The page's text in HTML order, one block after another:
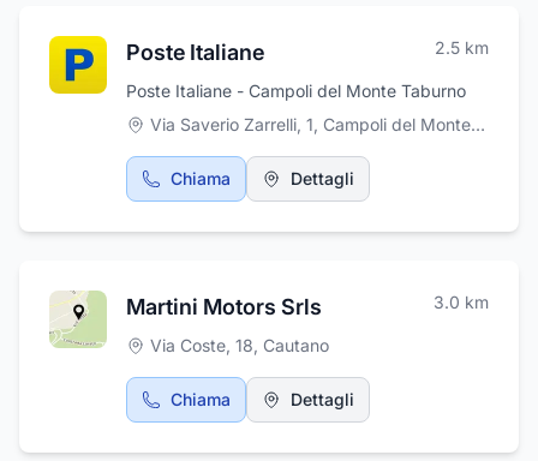
Poste Italiane 2.5 km
Poste Italiane - Campoli del Monte Taburno
Via Saverio Zarrelli, 1, Campoli del Monte Taburno
Chiama Dettagli
Martini Motors Srls 3.0 km
Via Coste, 18, Cautano
Chiama Dettagli